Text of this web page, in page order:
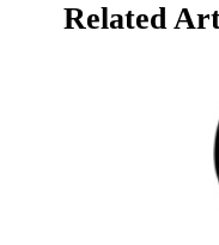
Related